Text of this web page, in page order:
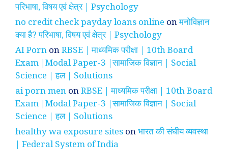
परिभाषा, विषय एवं क्षेत्र | Psychology
no credit check payday loans online onमनोविज्ञान
क्या है? परिभाषा, विषय एवं क्षेत्र | Psychology
AI Porn onRBSE | माध्यमिक परीक्षा | 10th Board
Exam |Modal Paper-3 |सामाजिक विज्ञान | Social
Science | हल | Solutions
ai porn men onRBSE | माध्यमिक परीक्षा | 10th Board
Exam |Modal Paper-3 |सामाजिक विज्ञान | Social
Science | हल | Solutions
healthy wa exposure sites onभारत की संघीय व्यवस्था
| Federal System of India